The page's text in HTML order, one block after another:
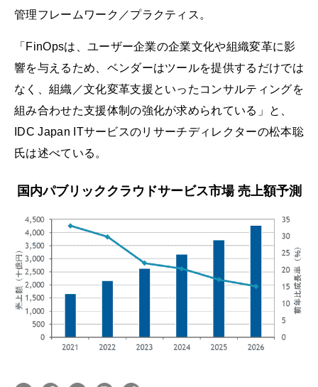
管理フレームワーク／プラクティス。
「FinOpsは、ユーザー企業の企業文化や組織変革に影
響を与えるため、ベンダーはツールを提供するだけでは
なく、組織／文化変革支援といったコンサルティングを
組み合わせた支援体制の強化が求められている」と、
IDC Japan ITサービスのリサーチディレクターの松本聡
氏は述べている。
国内パブリッククラウドサービス市場 売上額予測